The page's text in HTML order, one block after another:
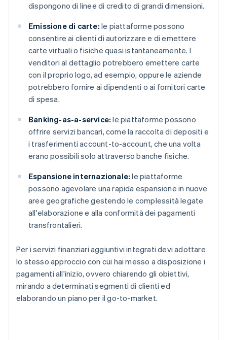
dispongono di linee di credito di grandi dimensioni.
Emissione di carte: le piattaforme possono
consentire ai clienti di autorizzare e di emettere
carte virtuali o fisiche quasi istantaneamente. I
venditori al dettaglio potrebbero emettere carte
con il proprio logo, ad esempio, oppure le aziende
potrebbero fornire ai dipendenti o ai fornitori carte
di spesa.
Banking-as-a-service: le piattaforme possono
offrire servizi bancari, come la raccolta di depositi e
i trasferimenti account-to-account, che una volta
erano possibili solo attraverso banche fisiche.
Espansione internazionale: le piattaforme
possono agevolare una rapida espansione in nuove
aree geografiche gestendo le complessità legate
all'elaborazione e alla conformità dei pagamenti
transfrontalieri.
Per i servizi finanziari aggiuntivi integrati devi adottare
lo stesso approccio con cui hai messo a disposizione i
pagamenti all'inizio, ovvero chiarendo gli obiettivi,
mirando a determinati segmenti di clienti ed
elaborando un piano per il go-to-market.